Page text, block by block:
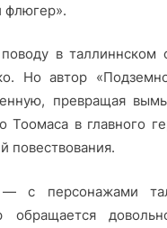
флюгер».
в таллиннском
Но автор
превращая
Тоомаса в главного
повествования.
с персонажами
обращается